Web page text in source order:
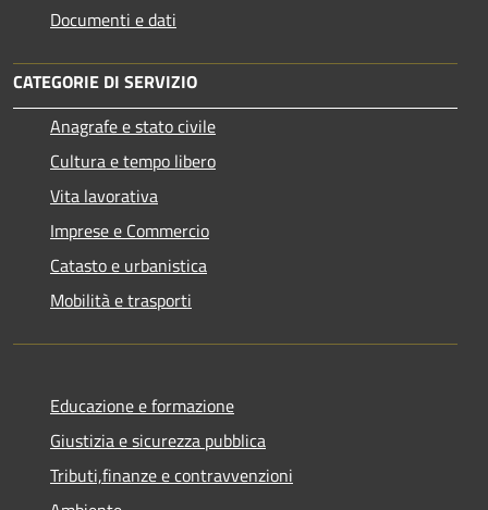
Documenti e dati
CATEGORIE DI SERVIZIO
Anagrafe e stato civile
Cultura e tempo libero
Vita lavorativa
Imprese e Commercio
Catasto e urbanistica
Mobilità e trasporti
Educazione e formazione
Giustizia e sicurezza pubblica
Tributi,finanze e contravvenzioni